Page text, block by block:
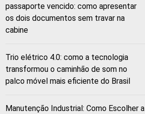
passaporte vencido: como apresentar
os dois documentos sem travar na
cabine
Trio elétrico 4.0: como a tecnologia
transformou o caminhão de som no
palco móvel mais eficiente do Brasil
Manutenção Industrial: Como Escolher a